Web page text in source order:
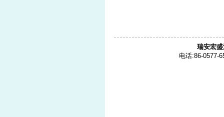
瑞安宏
电话:86-0577-